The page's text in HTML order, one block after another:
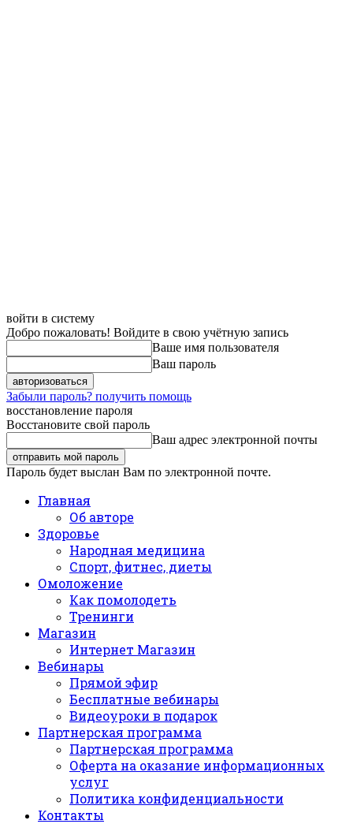
войти в систему
Добро пожаловать! Войдите в свою учётную запись
Ваше имя пользователя
Ваш пароль
Забыли пароль? получить помощь
восстановление пароля
Восстановите свой пароль
Ваш адрес электронной почты
Пароль будет выслан Вам по электронной почте.
Главная
Об авторе
Здоровье
Народная медицина
Спорт, фитнес, диеты
Омоложение
Как помолодеть
Тренинги
Магазин
Интернет Магазин
Вебинары
Прямой эфир
Бесплатные вебинары
Видеоуроки в подарок
Партнерская программа
Партнерская программа
Оферта на оказание информационных
услуг
Политика конфиденциальности
Контакты